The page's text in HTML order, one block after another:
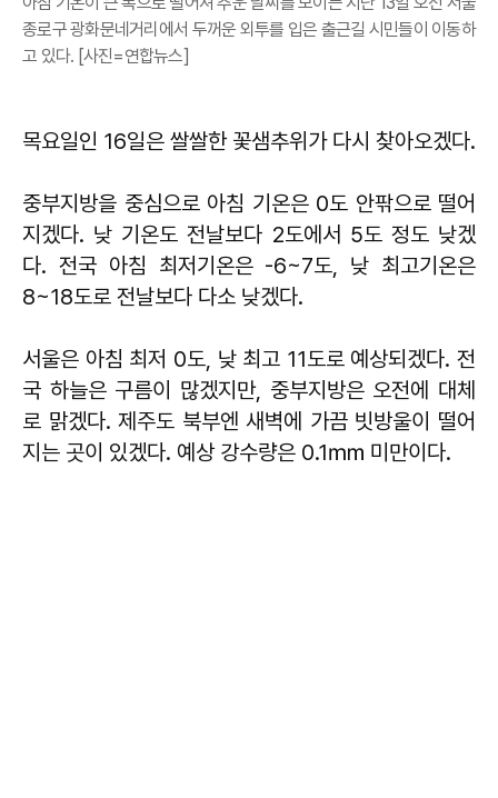
종로구 광화문네거리에서 두꺼운 외투를 입은 출근길 시민들이 이동하
고 있다. [사진=연합뉴스]
목요일인 16일은 쌀쌀한 꽃샘추위가 다시 찾아오겠다.
중부지방을 중심으로 아침 기온은 0도 안팎으로 떨어
지겠다. 낮 기온도 전날보다 2도에서 5도 정도 낮겠
다. 전국 아침 최저기온은 -6~7도, 낮 최고기온은
8~18도로 전날보다 다소 낮겠다.
서울은 아침 최저 0도, 낮 최고 11도로 예상되겠다. 전
국 하늘은 구름이 많겠지만, 중부지방은 오전에 대체
로 맑겠다. 제주도 북부엔 새벽에 가끔 빗방울이 떨어
지는 곳이 있겠다. 예상 강수량은 0.1㎜ 미만이다.